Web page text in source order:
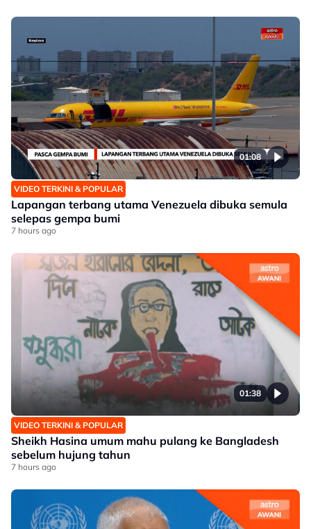
01:08
VIDEO TERKINI & POPULAR
Lapangan terbang utama Venezuela dibuka semula
selepas gempa bumi
7 hours ago
01:38
VIDEO TERKINI & POPULAR
Sheikh Hasina umum mahu pulang ke Bangladesh
sebelum hujung tahun
7 hours ago